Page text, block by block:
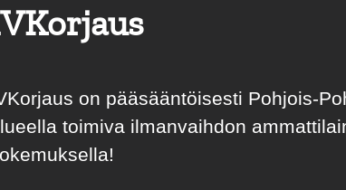
on pääsääntöisesti Pohjois-
toimiva ilmanvaihdon